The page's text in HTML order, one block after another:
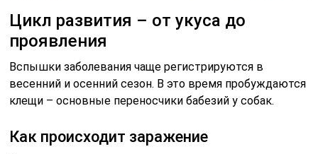
Цикл развития – от укуса до
проявления
Вспышки заболевания чаще регистрируются в
весенний и осенний сезон. В это время пробуждаются
клещи – основные переносчики бабезий у собак.
Как происходит заражение